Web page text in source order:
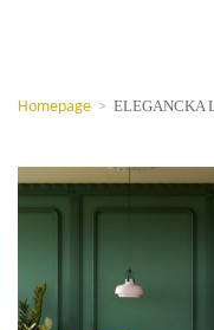
Homepage > ELEGANCKA